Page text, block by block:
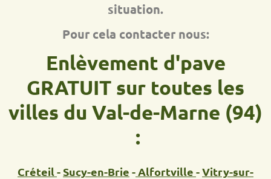
situation.
Pour cela contacter nous:
Enlèvement d'pave
GRATUIT sur toutes les
villes du Val-de-Marne (94)
:
Créteil - Sucy-en-Brie - Alfortville -Vitry-sur-